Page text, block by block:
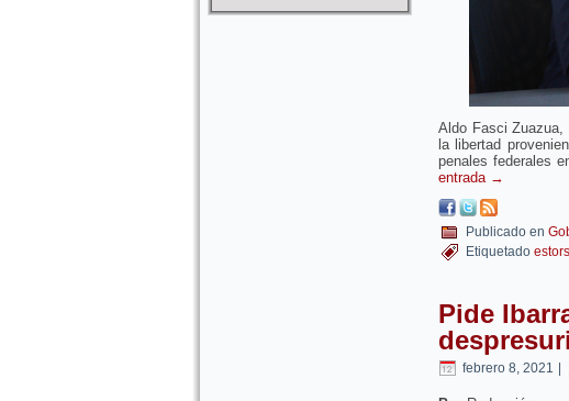
Aldo Fasci Zuazua,
la libertad
penales federales
entrada →
Publicado en
Etiquetado
Pide
febrero 8, 2021